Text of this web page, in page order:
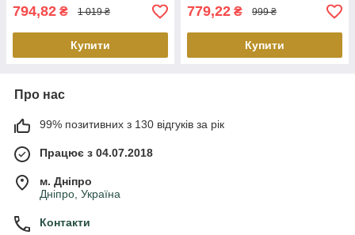
794,82 ₴ 1 019 ₴
Купити
779,22 ₴ 999 ₴
Купити
Про нас
99% позитивних з 130 відгуків за рік
Працює з 04.07.2018
м. Дніпро
Дніпро, Україна
Контакти